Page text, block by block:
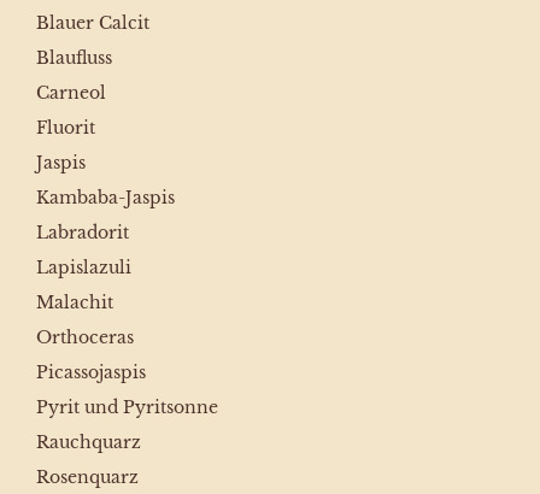
Blauer Calcit
Blaufluss
Carneol
Fluorit
Jaspis
Kambaba-Jaspis
Labradorit
Lapislazuli
Malachit
Orthoceras
Picassojaspis
Pyrit und Pyritsonne
Rauchquarz
Rosenquarz